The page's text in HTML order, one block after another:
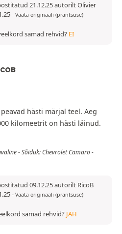
21.12.25 autorilt Olivier
- Vaata originaali (prantsuse)
samad rehvid? EI
hästi märjal teel. Aeg
kilomeetrit on hästi läinud.
- Sõiduk: Chevrolet Camaro -
09.12.25 autorilt RicoB
- Vaata originaali (prantsuse)
samad rehvid? JAH